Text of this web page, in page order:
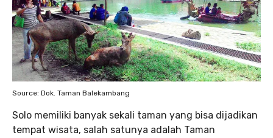
Source: Dok. Taman Balekambang
Solo memiliki banyak sekali taman yang bisa dijadikan
tempat wisata, salah satunya adalah Taman